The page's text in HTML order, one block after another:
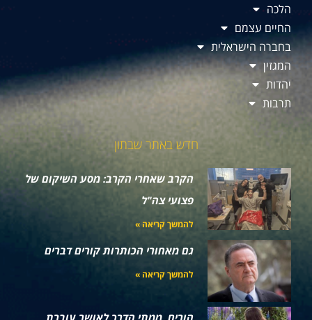
הלכה
החיים עצמם
בחברה הישראלית
המגזין
יהדות
תרבות
חדש באתר שבתון
הקרב שאחרי הקרב: מסע השיקום של
פצועי צה"ל
להמשך קריאה »
גם מאחורי הכותרות קורים דברים
להמשך קריאה »
הורים, ממתי הדרך לאושר עוברת